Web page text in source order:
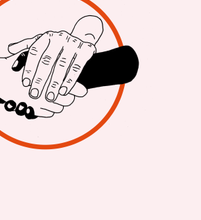
russische Politik damals?
Emil Aslan:Nach der
Tschetschenen
unabhängigen Staat. In
russische Präsident Boris
Souveränitäten“.
Präsident Putin heute.
Letztlich versuchte